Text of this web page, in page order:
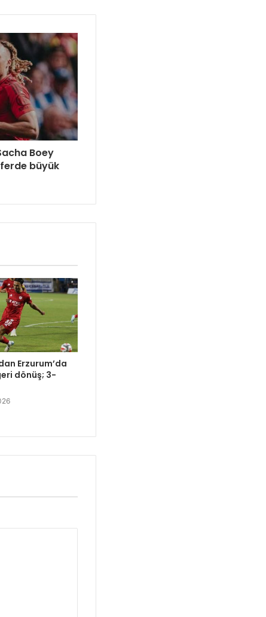
Boey
büyük
Erzurum’da
dönüş; 3-